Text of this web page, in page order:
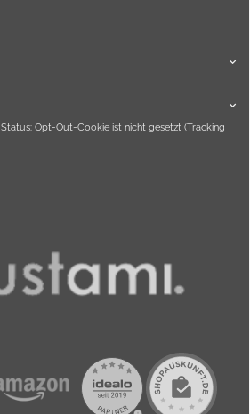
Status: Opt-Out-Cookie ist nicht gesetzt (Tracking